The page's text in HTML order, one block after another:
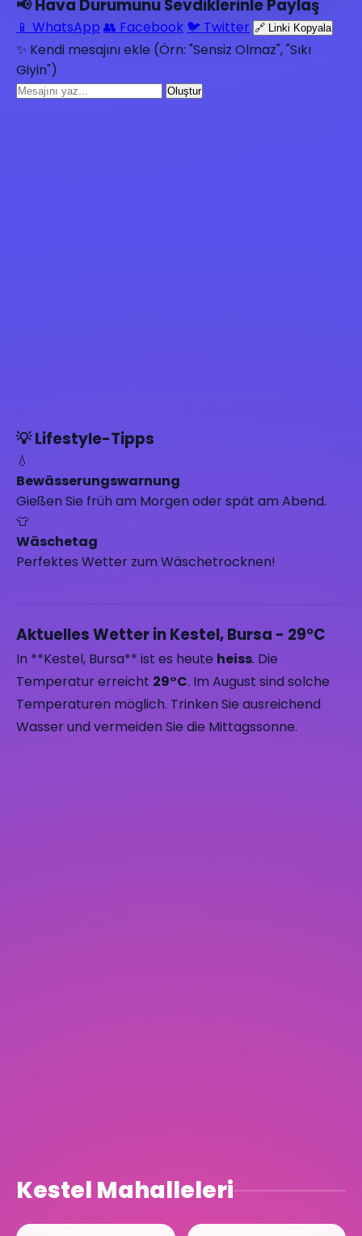
📢 Hava Durumunu Sevdiklerinle Paylaş
📱 WhatsApp 👥 Facebook 🐦 Twitter 🔗 Linki Kopyala
✨ Kendi mesajını ekle (Örn: "Sensiz Olmaz", "Sıkı
Giyin")
Oluştur
💡 Lifestyle-Tipps
💧
Bewässerungswarnung
Gießen Sie früh am Morgen oder spät am Abend.
👕
Wäschetag
Perfektes Wetter zum Wäschetrocknen!
Aktuelles Wetter in Kestel, Bursa - 29°C
In **Kestel, Bursa** ist es heute heiss. Die
Temperatur erreicht 29°C. Im August sind solche
Temperaturen möglich. Trinken Sie ausreichend
Wasser und vermeiden Sie die Mittagssonne.
Kestel Mahalleleri